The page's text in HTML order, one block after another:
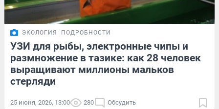
ЭКОЛОГИЯ ПОДРОБНОСТИ
УЗИ для рыбы, электронные чипы и
размножение в тазике: как 28 человек
выращивают миллионы мальков
стерляди
25 июня, 2026, 13:00 280 Обсудить